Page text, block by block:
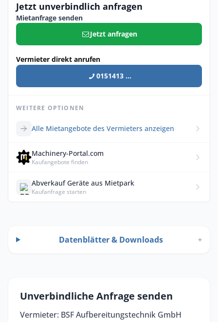
Jetzt unverbindlich anfragen
Mietanfrage senden
Jetzt anfragen
Vermieter direkt anrufen
0151413 ...
WEITERE OPTIONEN
Alle Mietangebote des Vermieters anzeigen
Machinery-Portal.com
Kaufangebote finden
Abverkauf Geräte aus Mietpark
Kaufanfrage starten
Datenblätter & Downloads +
Unverbindliche Anfrage senden
Vermieter: BSF Aufbereitungstechnik GmbH